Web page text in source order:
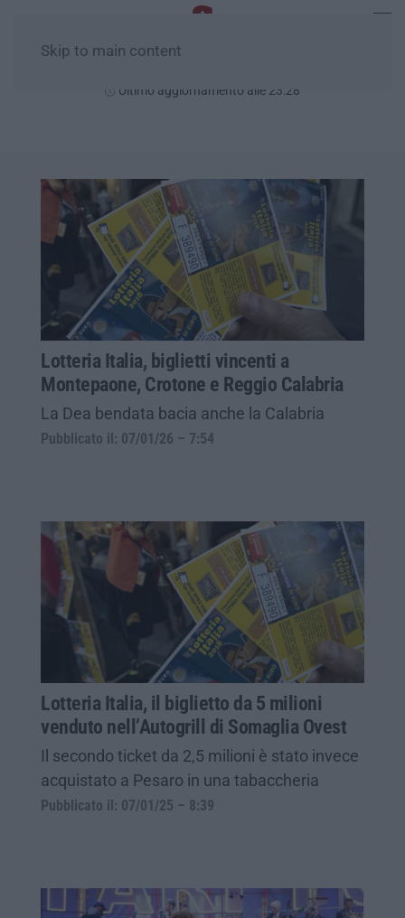
Skip to main content
Ultimo aggiornamento alle 23:28
Lotteria Italia, biglietti vincenti a
Montepaone, Crotone e Reggio Calabria
La Dea bendata bacia anche la Calabria
Pubblicato il: 07/01/26 – 7:54
Lotteria Italia, il biglietto da 5 milioni
venduto nell’Autogrill di Somaglia Ovest
Il secondo ticket da 2,5 milioni è stato invece
acquistato a Pesaro in una tabaccheria
Pubblicato il: 07/01/25 – 8:39